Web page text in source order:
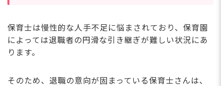
保育士は慢性的な人手不足に悩まされており、保育園
によっては退職者の円滑な引き継ぎが難しい状況にあ
ります。
そのため、退職の意向が固まっている保育士さんは、